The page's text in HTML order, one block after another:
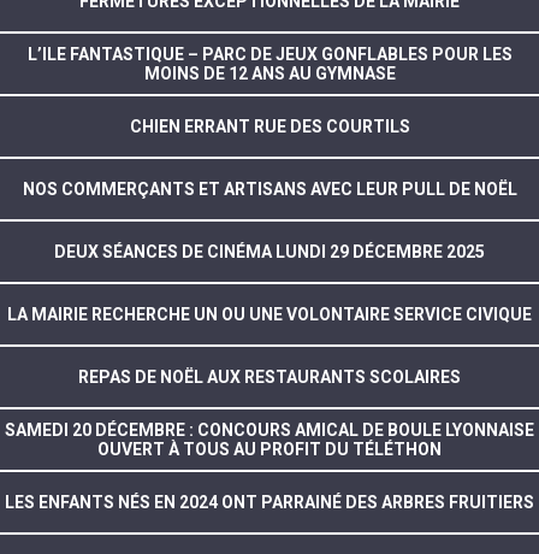
L’ILE FANTASTIQUE – PARC DE JEUX GONFLABLES POUR LES
MOINS DE 12 ANS AU GYMNASE
CHIEN ERRANT RUE DES COURTILS
NOS COMMERÇANTS ET ARTISANS AVEC LEUR PULL DE NOËL
DEUX SÉANCES DE CINÉMA LUNDI 29 DÉCEMBRE 2025
LA MAIRIE RECHERCHE UN OU UNE VOLONTAIRE SERVICE CIVIQUE
REPAS DE NOËL AUX RESTAURANTS SCOLAIRES
SAMEDI 20 DÉCEMBRE : CONCOURS AMICAL DE BOULE LYONNAISE
OUVERT À TOUS AU PROFIT DU TÉLÉTHON
LES ENFANTS NÉS EN 2024 ONT PARRAINÉ DES ARBRES FRUITIERS